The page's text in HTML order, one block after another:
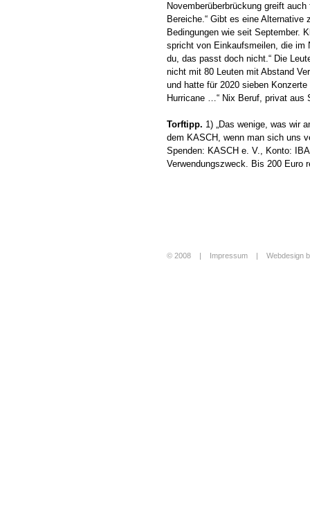
Novemberüberbrückung greift
Bereiche.“ Gibt es eine
Bedingungen wie seit September.
spricht von Einkaufsmeilen, die im
du, das passt doch nicht.“ Die
nicht mit 80 Leuten mit Abstand
und hatte für 2020 sieben
Hurricane …“ Nix Beruf, privat aus
Torftipp. 1) „Das wenige, was wir
dem KASCH, wenn man sich uns
Spenden: KASCH e. V., Konto:
Verwendungszweck. Bis 200 Euro
© 2008 | Impressum Webdesign